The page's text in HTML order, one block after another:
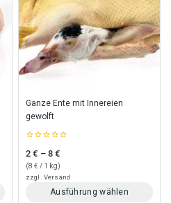
auf.
Die
Optionen
können
auf
der
gewählt
werden
Ganze Ente mit Innereien
gewolft
out
of
5
2€ – 8€Preisspanne: 2 € bis 8 €
(8€ / 1 kg)
zzgl. Versand
Ausführung wählen